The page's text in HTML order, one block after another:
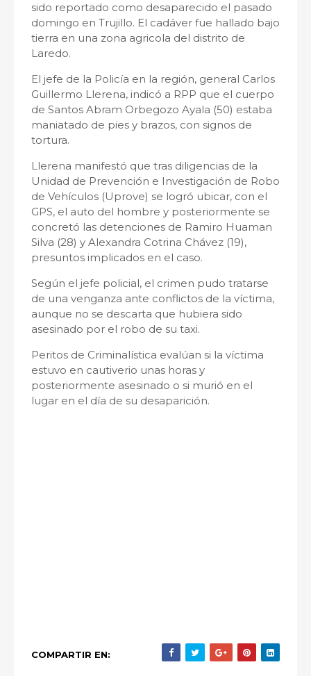
sido reportado como desaparecido el pasado
domingo en Trujillo. El cadáver fue hallado bajo
tierra en una zona agricola del distrito de
Laredo.
El jefe de la Policía en la región, general Carlos
Guillermo Llerena, indicó a RPP que el cuerpo
de Santos Abram Orbegozo Ayala (50) estaba
maniatado de pies y brazos, con signos de
tortura.
Llerena manifestó que tras diligencias de la
Unidad de Prevención e Investigación de Robo
de Vehículos (Uprove) se logró ubicar, con el
GPS, el auto del hombre y posteriormente se
concretó las detenciones de Ramiro Huaman
Silva (28) y Alexandra Cotrina Chávez (19),
presuntos implicados en el caso.
Según el jefe policial, el crimen pudo tratarse
de una venganza ante conflictos de la víctima,
aunque no se descarta que hubiera sido
asesinado por el robo de su taxi.
Peritos de Criminalística evalúan si la víctima
estuvo en cautiverio unas horas y
posteriormente asesinado o si murió en el
lugar en el día de su desaparición.
COMPARTIR EN: